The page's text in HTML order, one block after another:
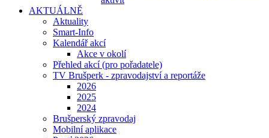
AKTUÁLNĚ
Aktuality
Smart-Info
Kalendář akcí
Akce v okolí
Přehled akcí (pro pořadatele)
TV Brušperk - zpravodajství a reportáže
2026
2025
2024
Brušperský zpravodaj
Mobilní aplikace